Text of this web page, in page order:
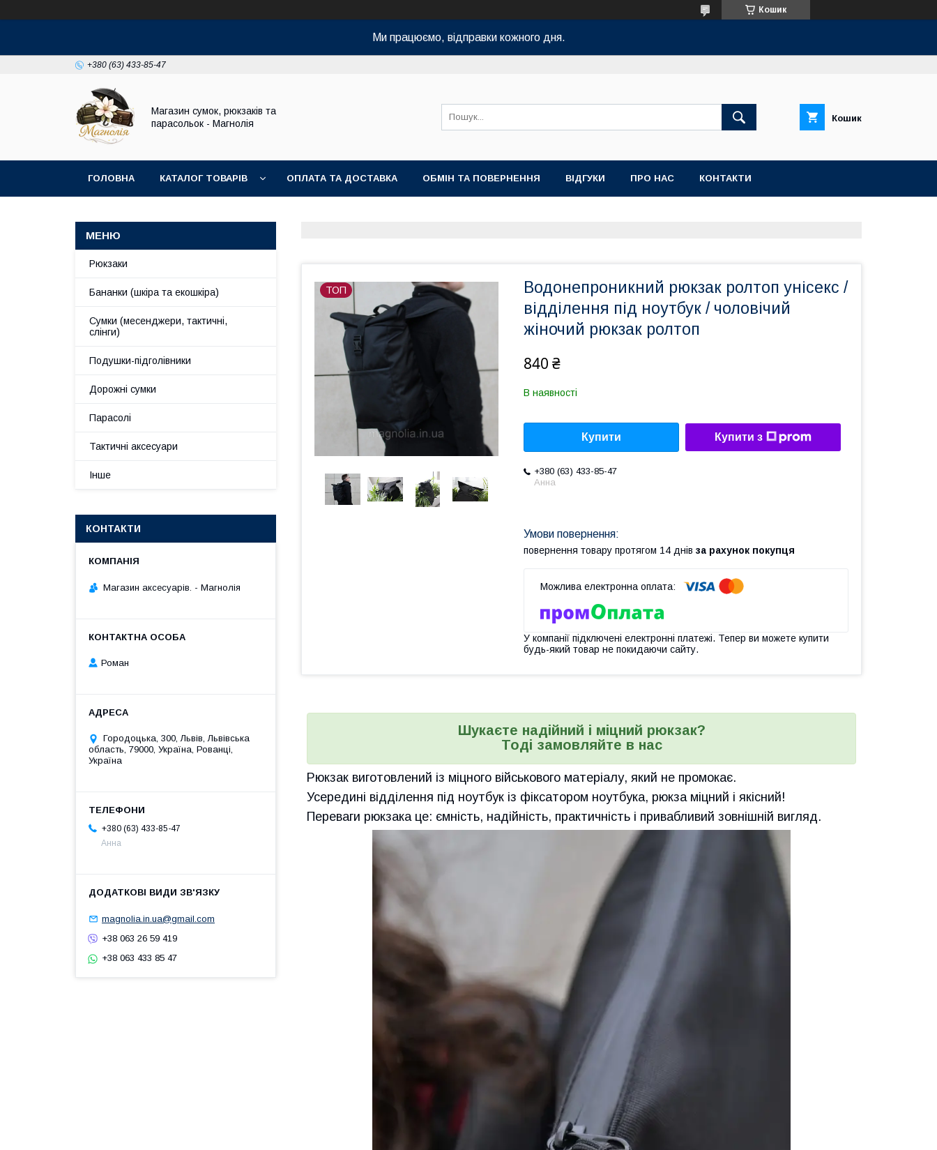
Кошик
Ми працюємо, відправки кожного дня.
+380 (63) 433-85-47
Магазин сумок, рюкзаків та
парасольок - Магнолія
Кошик
ГОЛОВНА КАТАЛОГ ТОВАРІВ ОПЛАТА ТА ДОСТАВКА ОБМІН ТА ПОВЕРНЕННЯ ВІДГУКИ ПРО НАС КОНТАКТИ
ТОП
Водонепроникний рюкзак ролтоп унісекс /
відділення під ноутбук / чоловічий
жіночий рюкзак ролтоп
840 ₴
В наявності
Купити Купити з
+380 (63) 433-85-47
Анна
повернення товару протягом 14 днів за рахунок покупця
У компанії підключені електронні платежі. Тепер ви можете купити
будь-який товар не покидаючи сайту.
Шукаєте надійний і міцний рюкзак?
Тоді замовляйте в нас
Рюкзак виготовлений із міцного військового матеріалу, який не промокає.
Усередині відділення під ноутбук із фіксатором ноутбука, рюкза міцний і якісний!
Переваги рюкзака це: ємність, надійність, практичність і привабливий зовнішній вигляд.
Рюкзаки
Бананки (шкіра та екошкіра)
Сумки (месенджери, тактичні,
слінги)
Подушки-підголівники
Дорожні сумки
Парасолі
Тактичні аксесуари
Інше
КОНТАКТИ
Магазин аксесуарів. - Магнолія
Роман
Городоцька, 300, Львів, Львівська
область, 79000, Україна, Рованці,
Україна
+380 (63) 433-85-47
Анна
magnolia.in.ua@gmail.com
+38 063 26 59 419
+38 063 433 85 47